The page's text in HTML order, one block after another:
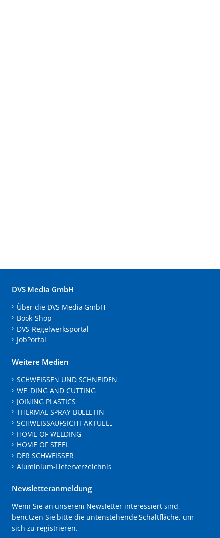
DVS Media GmbH
Über die DVS Media GmbH
Book-Shop
DVS-Regelwerksportal
JobPortal
Weitere Medien
SCHWEISSEN UND SCHNEIDEN
WELDING AND CUTTING
JOINING PLASTICS
THERMAL SPRAY BULLETIN
SCHWEISSAUFSICHT AKTUELL
HOME OF WELDING
HOME OF STEEL
DER SCHWEISSER
Aluminium-Lieferverzeichnis
Newsletteranmeldung
Wenn Sie an unserem Newsletter interessiert sind,
benutzen Sie bitte die untenstehende Schaltfläche, um
sich zu registrieren.